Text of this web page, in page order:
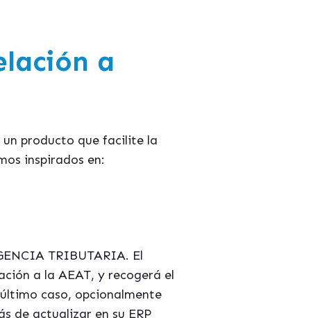
a
producto que facilite la
inspirados en:
TRIBUTARIA. El
a la AEAT, y recogerá el
caso, opcionalmente
de actualizar en su ERP